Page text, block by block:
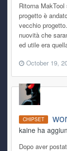
Ritorna
progetto è
vecchio
nuovità che
ed utile era
October 19,
CHIPSET
kaine ha
Dopo aver